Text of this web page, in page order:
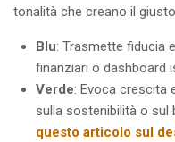
tonalità che creano il
Blu: Trasmette fiducia
finanziari o dashboard
Verde: Evoca crescita
sulla sostenibilità o sul
questo articolo sul